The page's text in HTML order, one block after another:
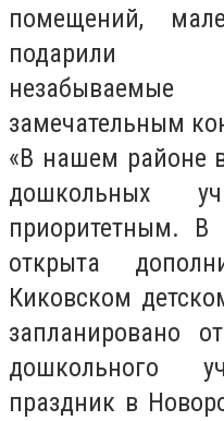
помещений,
подарили
замечательным
«В нашем районе
дошкольных
приоритетным. В
открыта
Киковском
запланировано
дошкольного
праздник в